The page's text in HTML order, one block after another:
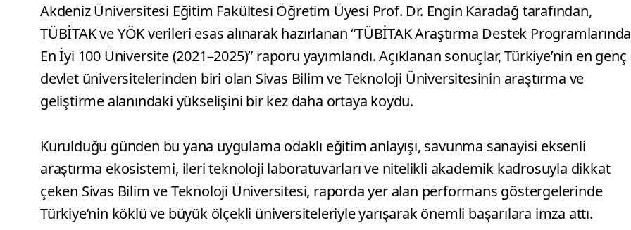
Akdeniz Üniversitesi Eğitim Fakültesi Öğretim Üyesi Prof. Dr. Engin Karadağ tarafından,
TÜBİTAK ve YÖK verileri esas alınarak hazırlanan “TÜBİTAK Araştırma Destek Programlarında
En İyi 100 Üniversite (2021–2025)” raporu yayımlandı. Açıklanan sonuçlar, Türkiye’nin en genç
devlet üniversitelerinden biri olan Sivas Bilim ve Teknoloji Üniversitesinin araştırma ve
geliştirme alanındaki yükselişini bir kez daha ortaya koydu.
Kurulduğu günden bu yana uygulama odaklı eğitim anlayışı, savunma sanayisi eksenli
araştırma ekosistemi, ileri teknoloji laboratuvarları ve nitelikli akademik kadrosuyla dikkat
çeken Sivas Bilim ve Teknoloji Üniversitesi, raporda yer alan performans göstergelerinde
Türkiye’nin köklü ve büyük ölçekli üniversiteleriyle yarışarak önemli başarılara imza attı.